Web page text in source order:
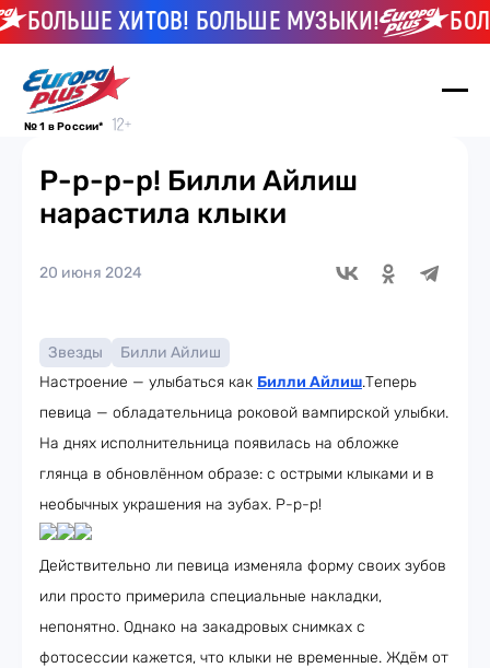
БОЛЬШЕ ХИТОВ! БОЛЬШЕ МУЗЫКИ!
№ 1 в России*
Р-р-р-р! Билли Айлиш
нарастила клыки
20 июня 2024
Звезды
Билли Айлиш
Настроение — улыбаться как Билли Айлиш.Теперь
певица — обладательница роковой вампирской улыбки.
На днях исполнительница появилась на обложке
глянца в обновлённом образе: с острыми клыками и в
необычных украшения на зубах. Р-р-р!
Действительно ли певица изменяла форму своих зубов
или просто примерила специальные накладки,
непонятно. Однако на закадровых снимках с
фотосессии кажется, что клыки не временные. Ждём от